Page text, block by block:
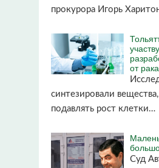
прокурора Игорь
от рака
синтезировали
подавлять рост клетки…
Суд